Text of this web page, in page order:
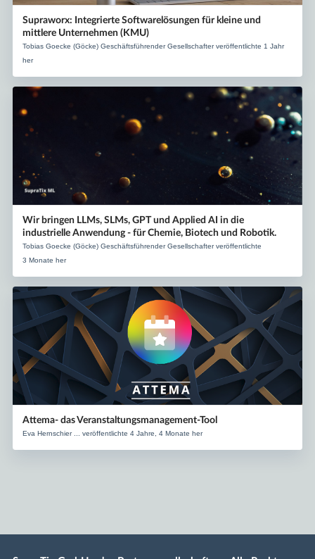
Supraworx: Integrierte Softwarelösungen für kleine und
mittlere Unternehmen (KMU)
Tobias Goecke (Göcke) Geschäftsführender Gesellschafter veröffentlichte 1 Jahr
her
Wir bringen LLMs, SLMs, GPT und Applied AI in die
industrielle Anwendung - für Chemie, Biotech und Robotik.
Tobias Goecke (Göcke) Geschäftsführender Gesellschafter veröffentlichte
3 Monate her
Attema- das Veranstaltungsmanagement-Tool
Eva Hernschier ... veröffentlichte 4 Jahre, 4 Monate her